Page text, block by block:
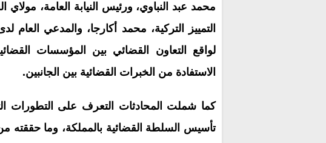
محمد عبد النباوي، ورئيس النيابة العامة،
التمييز التركية، محمد أكارجا، والمدعي
لواقع التعاون القضائي بين المؤسسات
الاستفادة من الخبرات القضائية بين الجانبين.
كما شملت المحادثات التعرف على التطورات
تأسيس السلطة القضائية بالمملكة، وما حققته من